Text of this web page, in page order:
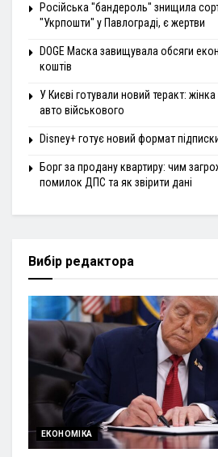
Російська "бандероль" знищила
"Укрпошти" у Павлограді, є жертви
DOGE Маска завищувала обсяги
коштів
У Києві готували новий теракт: жінка
авто військового
Disney+ готує новий формат
Борг за продану квартиру: чим
помилок ДПС та як звірити дані
Вибір редактора
ЕКОНОМІКА